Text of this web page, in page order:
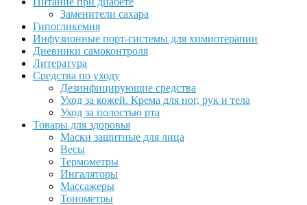
Заменители сахара
Гипогликемия
Инфузионные порт-системы для химиотерапии
Дневники самоконтроля
Литература
Средства по уходу
Дезинфицирующие средства
Уход за кожей. Крема для ног, рук и тела
Уход за полостью рта
Товары для здоровья
Маски защитные для лица
Весы
Термометры
Ингаляторы
Массажеры
Тонометры